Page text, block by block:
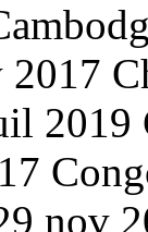
2017
2019
nov